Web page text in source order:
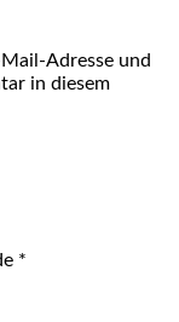
Adresse und
in diesem
*